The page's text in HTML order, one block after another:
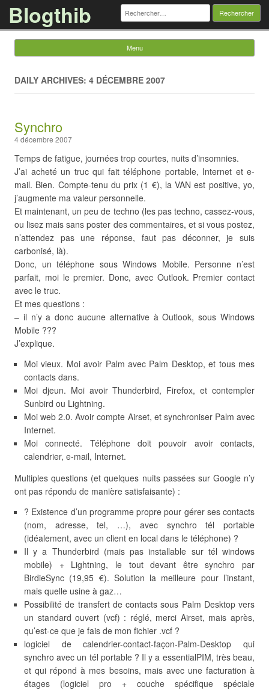
Blogthib Rechercher :
Menu
DAILY ARCHIVES: 4 DÉCEMBRE 2007
Synchro
4 décembre 2007
Temps de fatigue, journées trop courtes, nuits d’insomnies.
J’ai acheté un truc qui fait téléphone portable, Internet et e-
mail. Bien. Compte-tenu du prix (1 €), la VAN est positive, yo,
j’augmente ma valeur personnelle.
Et maintenant, un peu de techno (les pas techno, cassez-vous,
ou lisez mais sans poster des commentaires, et si vous postez,
n’attendez pas une réponse, faut pas déconner, je suis
carbonisé, là).
Donc, un téléphone sous Windows Mobile. Personne n’est
parfait, moi le premier. Donc, avec Outlook. Premier contact
avec le truc.
Et mes questions :
– il n’y a donc aucune alternative à Outlook, sous Windows
Mobile ???
J’explique.
Moi vieux. Moi avoir Palm avec Palm Desktop, et tous mes
contacts dans.
Moi djeun. Moi avoir Thunderbird, Firefox, et contempler
Sunbird ou Lightning.
Moi web 2.0. Avoir compte Airset, et synchroniser Palm avec
Internet.
Moi connecté. Téléphone doit pouvoir avoir contacts,
calendrier, e-mail, Internet.
Multiples questions (et quelques nuits passées sur Google n’y
ont pas répondu de manière satisfaisante) :
? Existence d’un programme propre pour gérer ses contacts
(nom, adresse, tel, …), avec synchro tél portable
(idéalement, avec un client en local dans le téléphone) ?
Il y a Thunderbird (mais pas installable sur tél windows
mobile) + Lightning, le tout devant être synchro par
BirdieSync (19,95 €). Solution la meilleure pour l’instant,
mais quelle usine à gaz…
Possibilité de transfert de contacts sous Palm Desktop vers
un standard ouvert (vcf) : réglé, merci Airset, mais après,
qu’est-ce que je fais de mon fichier .vcf ?
logiciel de calendrier-contact-façon-Palm-Desktop qui
synchro avec un tél portable ? Il y a essentialPIM, très beau,
et qui répond à mes besoins, mais avec une facturation à
étages (logiciel pro + couche spécifique spéciale